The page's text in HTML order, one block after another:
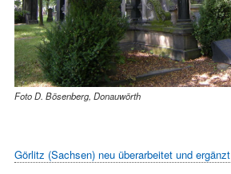
Foto D. Bösenberg, Donauwörth
Görlitz (Sachsen) neu überarbeitet und ergänzt